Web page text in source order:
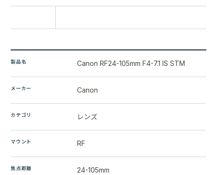
製品名 Canon RF24-105mm F4-7.1 IS STM
メーカー Canon
カテゴリ レンズ
マウント RF
焦点距離 24-105mm